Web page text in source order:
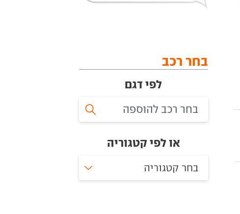
בחר רכב
לפי דגם
או לפי קטגוריה
בחר קטגוריה